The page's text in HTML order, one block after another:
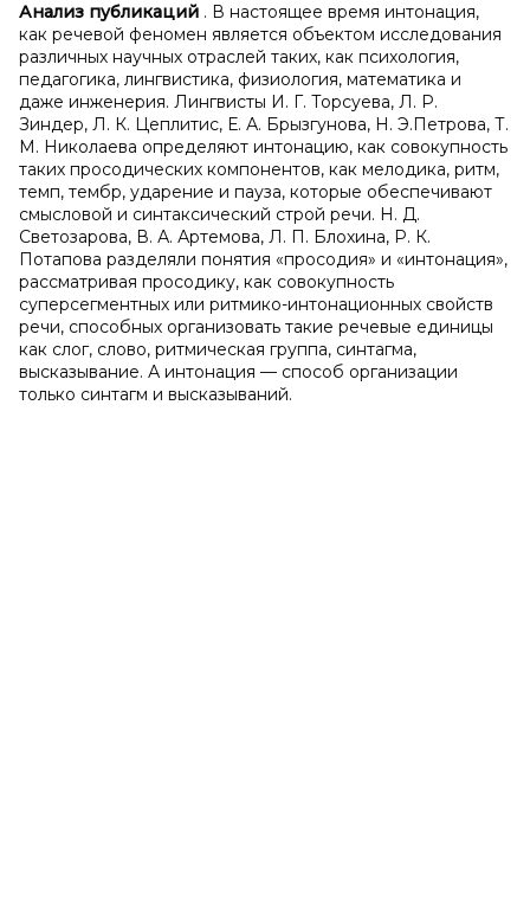
Анализ публикаций . В настоящее время интонация,
как речевой феномен является объектом исследования
различных научных отраслей таких, как психология,
педагогика, лингвистика, физиология, математика и
даже инженерия. Лингвисты И. Г. Торсуева, Л. Р.
Зиндер, Л. К. Цеплитис, Е. А. Брызгунова, Н. Э.Петрова, Т.
М. Николаева определяют интонацию, как совокупность
таких просодических компонентов, как мелодика, ритм,
темп, тембр, ударение и пауза, которые обеспечивают
смысловой и синтаксический строй речи. Н. Д.
Светозарова, В. А. Артемова, Л. П. Блохина, Р. К.
Потапова разделяли понятия «просодия» и «интонация»,
рассматривая просодику, как совокупность
суперсегментных или ритмико-интонационных свойств
речи, способных организовать такие речевые единицы
как слог, слово, ритмическая группа, синтагма,
высказывание. А интонация — способ организации
только синтагм и высказываний.